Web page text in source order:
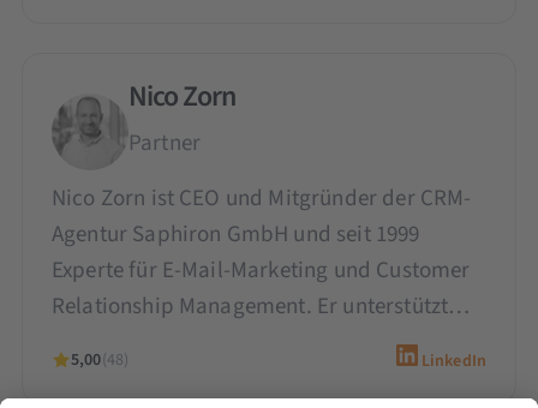
Nico Zorn
Partner
Nico Zorn ist CEO und Mitgründer der CRM-
Agentur Saphiron GmbH und seit 1999
Experte für E-Mail-Marketing und Customer
Relationship Management. Er unterstützt…
5,00(48) LinkedIn